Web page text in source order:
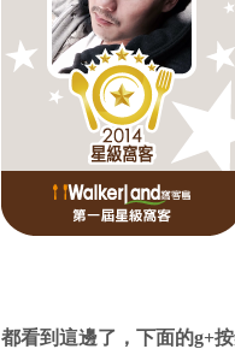
都看到這邊了，下面的g+